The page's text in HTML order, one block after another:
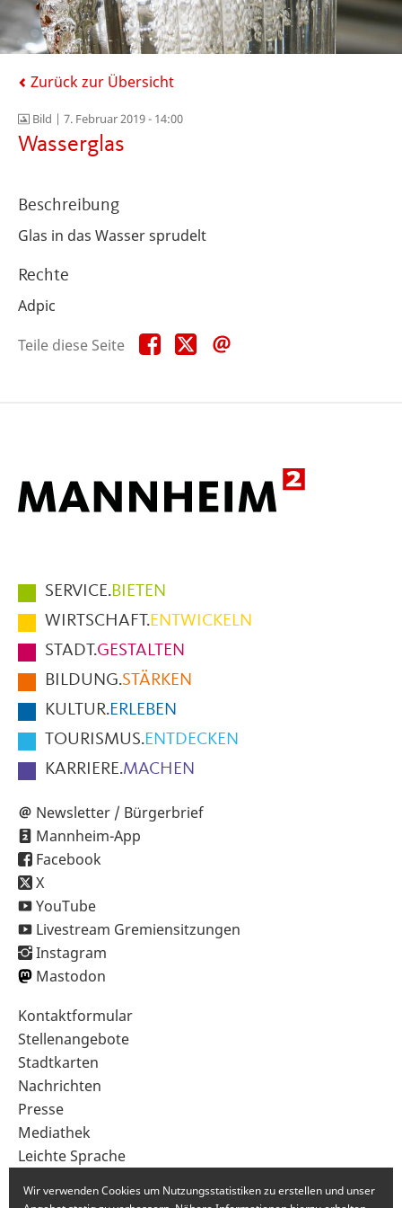
Zurück zur Übersicht
Bild | 7. Februar 2019 - 14:00
Wasserglas
Beschreibung
Glas in das Wasser sprudelt
Rechte
Adpic
Teile diese Seite
Teile
diese
Teile
diese
Hauptmenüpunkte
im
Fußbereich
der
Seite
SERVICE.BIETEN
WIRTSCHAFT.ENTWICKELN
STADT.GESTALTEN
BILDUNG.STÄRKEN
KULTUR.ERLEBEN
TOURISMUS.ENTDECKEN
KARRIERE.MACHEN
Newsletter / Bürgerbrief
Mannheim-App
Facebook
X
YouTube
Livestream Gremiensitzungen
Instagram
Mastodon
Sekundärnavigation
im
Fußbereich
Kontaktformular
Stellenangebote
Stadtkarten
Nachrichten
Presse
Mediathek
Leichte Sprache
Wir verwenden Cookies um Nutzungsstatistiken zu erstellen und unser